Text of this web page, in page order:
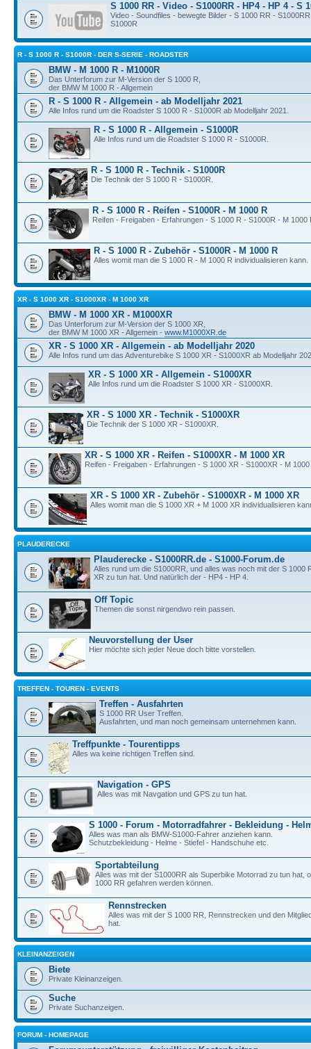
S 1000 RR - Video - S1000RR - HP4 - HP 4 - S
Video - Soundfiles - bewegte Bilder - S 1000 RR -
S1000R
R - S 1000 R - S1000R - DER S-SERIE - ROADSTER
BMW - M 1000 R - M1000R
Das Unterforum zur M-Version der S 1000 R,
der BMW M 1000 R - Allgemein
R - S 1000 R - Allgemein - ab Modelljahr 2021
Alle Infos rund um die Roadster S 1000 R - S1000R ab Modelljahr 2021.
R - S 1000 R - Allgemein - S1000R
Alle Infos rund um die Roadster S 1000 R - S1000R.
R - S 1000 R - Technik - S1000R
Die Technik der S 1000 R - S1000R.
R - S 1000 R - Reifen - S1000R - M 1000 R
Reifen - Freigaben - Erfahrungen - S 1000 R - S1000R - M 1000
R - S 1000 R - Zubehör - S1000R - M 1000 R
Alles womit man die S 1000 R - M 1000 R individualisieren kann.
XR - S 1000 XR - S1000XR - M 1000 XR
BMW - M 1000 XR - M1000XR
Das Unterforum zur M-Version der S 1000 XR,
der BMW M 1000 XR - Allgemein - www.M1000XR.de
XR - S 1000 XR - Allgemein - ab Modelljahr 2020
Alle Infos rund um das Adventurebike S 1000 XR - S1000XR ab Modelljahr
XR - S 1000 XR - Allgemein - S1000XR
Alle Infos rund um die Roadster S 1000 XR - S1000XR.
XR - S 1000 XR - Technik - S1000XR
Die Technik der S 1000 XR - S1000XR.
XR - S 1000 XR - Reifen - S1000XR - M 1000 XR
Reifen - Freigaben - Erfahrungen - S 1000 XR - S1000XR - M 1000
XR - S 1000 XR - Zubehör - S1000XR - M 1000 XR
Alles womit man die S 1000 XR + M 1000 XR individualisieren
PLAUDERECKE
Plauderecke - S1000RR.de - S1000-Forum.de
Alles rund um die S1000RR, und alles was noch mit der S 1000
XR zu tun hat. Und natürlich der - HP4 - HP 4.
Off Topic
Themen die sonst nirgendwo rein passen.
Neuvorstellung der User
Hier möchte sich jeder Neue doch bitte vorstellen.
TREFFEN - TOUREN - EVENTS
Treffen - Ausfahrten
S 1000 RR User Treffen.
Ausfahrten, und man noch gemeinsam unternehmen kann.
Treffpunkte - Tourentipps
Alles wa keine richtigen Treffen sind.
Navigation - GPS
Alles was mit Navgation und GPS zu tun hat.
S 1000 - Forum - Motorradfahrer - Bekleidung -
Alles was man als BMW-S1000-Fahrer anziehen kann.
Schutzbekleidung - Helme - Stiefel - Handschuhe etc.
Sportabteilung
Alles was mit der S1000RR als Superbike Motorrad zu tun hat,
1000 RR gefahren werden können.
Rennstrecken
Alles was mit der S 1000 RR, Rennstrecken und den
hat.
KLEINANZEIGEN
Biete
Private Kleinanzeigen.
Suche
Private Suchanzeigen.
FORUM - HOMEPAGE